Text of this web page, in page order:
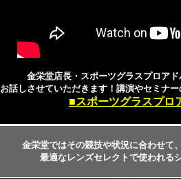
金栄堂店長・スポーツグラスプロア
お話しさせていただきます！講演やセミナ
■スポーツグラスプロ
金栄堂ではその競技や状況に合わせて
最適なレンズセレクトで使われる